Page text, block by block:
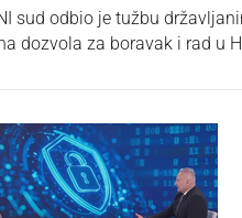
sud odbio je tužbu
dozvola za boravak i rad u